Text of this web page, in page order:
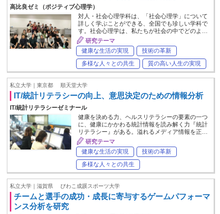
高比良ゼミ（ポジティブ心理学）
対人・社会心理学科は、「社会心理学」について
詳しく学ぶことができる、全国でも珍しい学科で
す。社会心理学は、私たちが社会の中でどのよ…
研究テーマ
健康な生活の実現
技術の革新
多様な人々との共生
質の高い人生の実現
私立大学｜東京都 順天堂大学
IT/統計リテラシーの向上、意思決定のための情報分析
IT/統計リテラシーゼミナール
健康を決める力、ヘルスリテラシーの要素の一つ
に、健康にかかわる統計情報を読み解く力『統計
リテラシー』がある。溢れるメディア情報を正…
研究テーマ
健康な生活の実現
技術の革新
多様な人々との共生
私立大学｜滋賀県 びわこ成蹊スポーツ大学
チームと選手の成功・成長に寄与するゲームパフォーマ
ンス分析を研究